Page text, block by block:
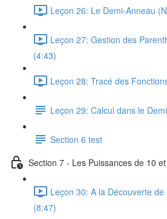
Leçon 26: Le Demi-Anneau
Leçon 27: Gestion des
(4:43)
Leçon 28: Tracé des
Leçon 29: Calcul dans le
Section 6 test
Section 7 - Les Puissances de 10
Leçon 30: A la Découverte
(8:47)